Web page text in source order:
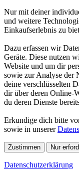
Nur mit deiner
und weitere
Einkaufserlebnis zu
Dazu erfassen wir
Geräte. Diese nutzen
Website und um dir
sowie zur Analyse der
deine verschlüsselten
dir über deren Online-
du deren Dienste
Erkundige dich bitte
sowie in unserer
Zustimmen Nur
Datenschutzerklärung